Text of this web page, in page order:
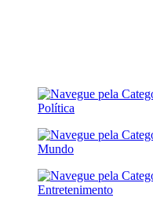
Política
Mundo
Entretenimento